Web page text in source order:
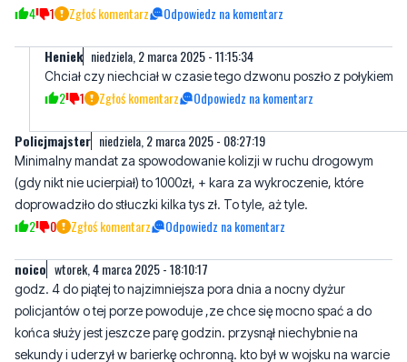
Chciał czy niechciał w czasie tego dzwonu poszło z połykiem
Policjmajster niedziela, 2 marca 2025 - 08:27:19
Minimalny mandat za spowodowanie kolizji w ruchu drogowym
doprowadziło do stłuczki kilka tys zł. To tyle, aż tyle.
2 0 Zgłoś komentarz Odpowiedz na komentarz
noico wtorek, 4 marca 2025 - 18:10:17
godz. 4 do piątej to najzimniejsza pora dnia a nocny dyżur
końca służy jest jeszcze parę godzin. przysnął niechybnie na
sekundy i uderzył w barierkę ochronną. kto był w wojsku na warcie
to wie ,że na stojąco nawet się przysypia.
0 1 Zgłoś komentarz Odpowiedz na komentarz